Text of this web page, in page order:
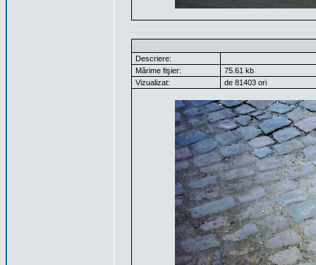
Descriere:
Mărime fişier:
75.61 kb
Vizualizat:
de 81403 ori